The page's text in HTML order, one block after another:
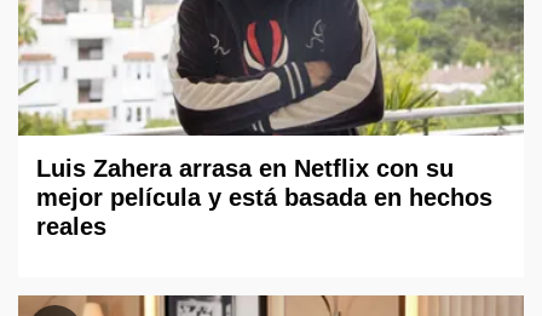
Luis Zahera arrasa en Netflix con su
mejor película y está basada en hechos
reales